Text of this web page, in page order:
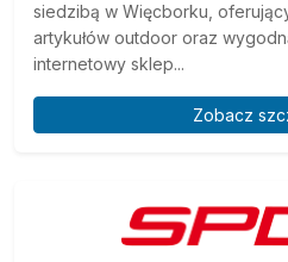
siedzibą w Więcborku,
artykułów outdoor oraz
internetowy sklep...
Zobacz